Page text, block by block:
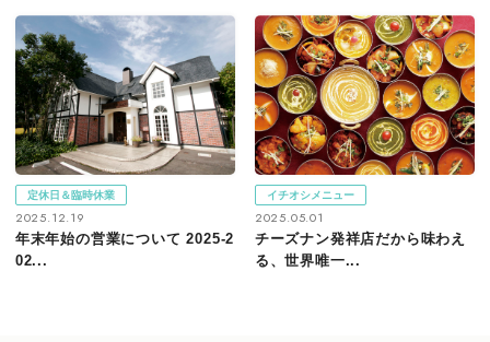
定休日＆臨時休業
2025.12.19
年末年始の営業について 2025-2
02...
イチオシメニュー
2025.05.01
チーズナン発祥店だから味わえ
る、世界唯一...